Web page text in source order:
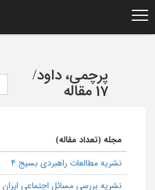
پرچمی، داود/
17 مقاله
مجله (تعداد مقاله)
نشریه مطالعات راهبردی بسیج 4
نشریه بررسی مسائل اجتماعی ایران 2